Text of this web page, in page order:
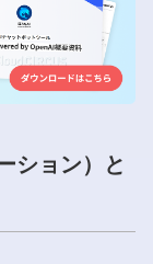
ション）と